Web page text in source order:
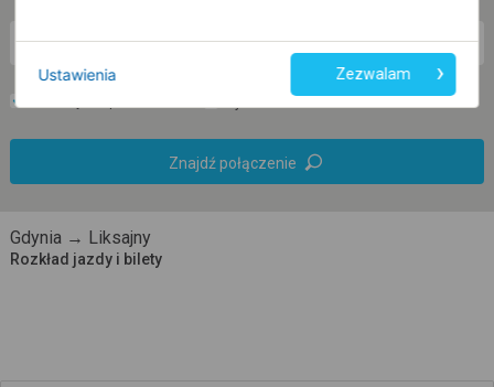
pn. 10 sie. -- : --
Znajdź połączenie
Gdynia → Liksajny
Rozkład jazdy i bilety
Ustawienia Zezwalam